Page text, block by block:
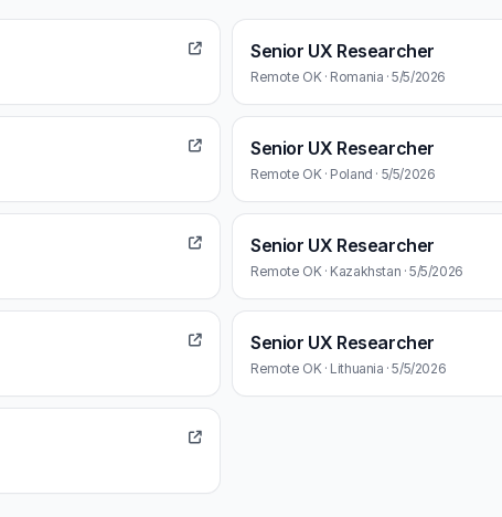
Senior UX Researcher
Remote OK · Romania · 5/5/2026
Senior UX Researcher
Remote OK · Poland · 5/5/2026
Senior UX Researcher
Remote OK · Kazakhstan · 5/5/2026
Senior UX Researcher
Remote OK · Lithuania · 5/5/2026